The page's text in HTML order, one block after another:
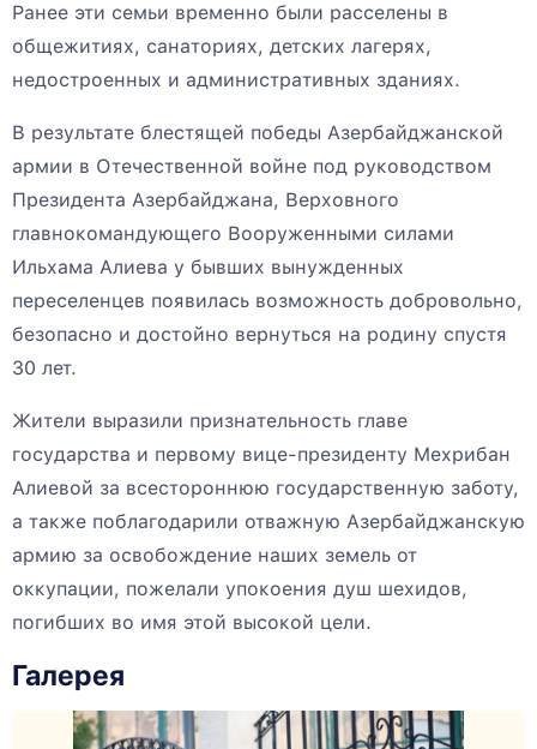
Ранее эти семьи временно были расселены в
общежитиях, санаториях, детских лагерях,
недостроенных и административных зданиях.
В результате блестящей победы Азербайджанской
армии в Отечественной войне под руководством
Президента Азербайджана, Верховного
главнокомандующего Вооруженными силами
Ильхама Алиева у бывших вынужденных
переселенцев появилась возможность добровольно,
безопасно и достойно вернуться на родину спустя
30 лет.
Жители выразили признательность главе
государства и первому вице-президенту Мехрибан
Алиевой за всестороннюю государственную заботу,
а также поблагодарили отважную Азербайджанскую
армию за освобождение наших земель от
оккупации, пожелали упокоения душ шехидов,
погибших во имя этой высокой цели.
Галерея